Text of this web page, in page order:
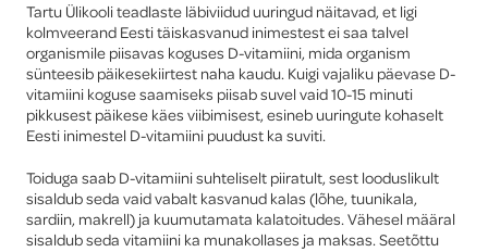
Tartu Ülikooli teadlaste läbiviidud uuringud näitavad, et ligi
kolmveerand Eesti täiskasvanud inimestest ei saa talvel
organismile piisavas koguses D-vitamiini, mida organism
sünteesib päikesekiirtest naha kaudu. Kuigi vajaliku päevase D-
vitamiini koguse saamiseks piisab suvel vaid 10-15 minuti
pikkusest päikese käes viibimisest, esineb uuringute kohaselt
Eesti inimestel D-vitamiini puudust ka suviti.
Toiduga saab D-vitamiini suhteliselt piiratult, sest looduslikult
sisaldub seda vaid vabalt kasvanud kalas (lõhe, tuunikala,
sardiin, makrell) ja kuumutamata kalatoitudes. Vähesel määral
sisaldub seda vitamiini ka munakollases ja maksas. Seetõttu